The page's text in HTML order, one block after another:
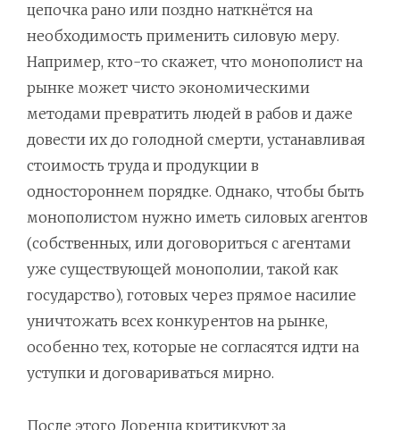
цепочка рано или поздно наткнётся на
необходимость применить силовую меру.
Например, кто-то скажет, что монополист на
рынке может чисто экономическими
методами превратить людей в рабов и даже
довести их до голодной смерти, устанавливая
стоимость труда и продукции в
одностороннем порядке. Однако, чтобы быть
монополистом нужно иметь силовых агентов
(собственных, или договориться с агентами
уже существующей монополии, такой как
государство), готовых через прямое насилие
уничтожать всех конкурентов на рынке,
особенно тех, которые не согласятся идти на
уступки и договариваться мирно.
После этого Лоренца критикуют за